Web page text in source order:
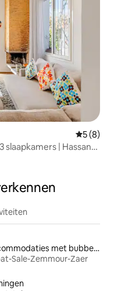
5 (8)
slaapkamers | Hassan
Accommodaties met bubbelbad
Sale-Zemmour-Zaer